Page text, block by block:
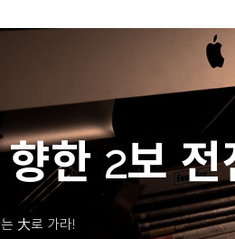
한 2보 전
大로 가라!